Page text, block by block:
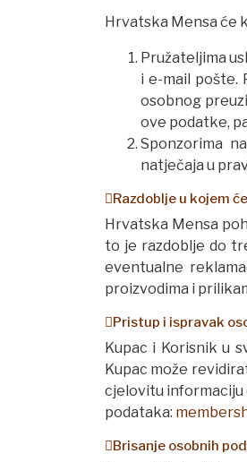
Hrvatska Mensa će
Pružateljima
i e-mail pošte.
osobnog
ove podatke,
Sponzorima
natječaja u
Razdoblje u kojem
Hrvatska Mensa
to je razdoblje do
eventualne
proizvodima i
Pristup i ispravak
Kupac i Korisnik u
Kupac može
cjelovitu informaciju
podataka:
Brisanje osobnih